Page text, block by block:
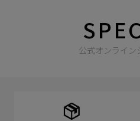
公式オンライン